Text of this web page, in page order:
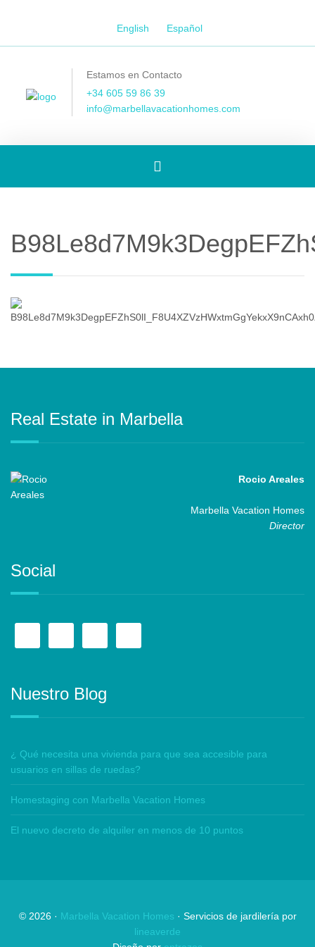
English Español
Estamos en Contacto
+34 605 59 86 39
info@marbellavacationhomes.com
[Spanish]
navigation
Real Estate in Marbella
Rocio Areales
Marbella Vacation Homes
Director
Social
Nuestro Blog
¿ Qué necesita una vivienda para que sea accesible para
usuarios en sillas de ruedas?
Homestaging con Marbella Vacation Homes
El nuevo decreto de alquiler en menos de 10 puntos
© 2026· Marbella Vacation Homes · Servicios de jardilería por
lineaverde